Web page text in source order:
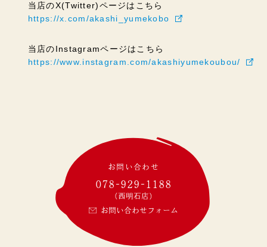
当店のX(Twitter)ページはこちら
https://x.com/akashi_yumekobo
当店のInstagramページはこちら
https://www.instagram.com/akashiyumekoubou/
お問い合わせ
078-929-1188
(西明石店)
お問い合わせフォーム